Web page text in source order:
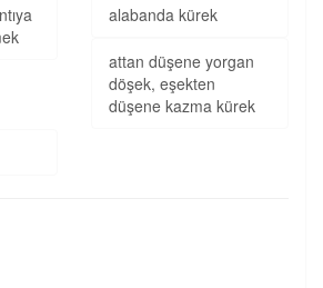
alabanda kürek
attan düşene yorgan
döşek, eşekten
düşene kazma kürek